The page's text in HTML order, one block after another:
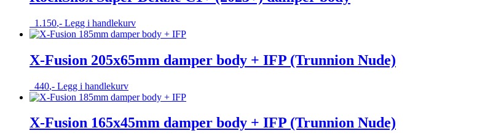
1.150,- Legg i handlekurv
X-Fusion 205x65mm damper body + IFP (Trunnion Nude)
440,- Legg i handlekurv
X-Fusion 165x45mm damper body + IFP (Trunnion Nude)